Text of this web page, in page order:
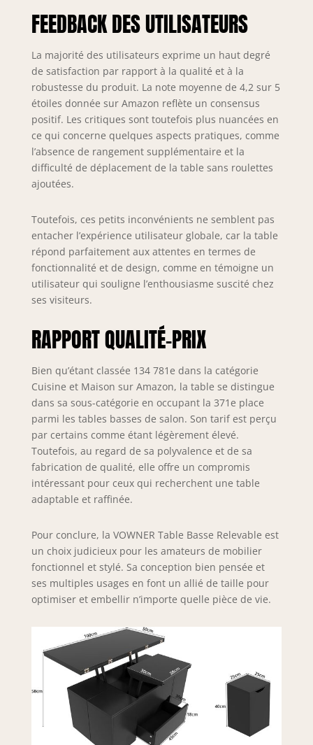
FEEDBACK DES UTILISATEURS
La majorité des utilisateurs exprime un haut degré
de satisfaction par rapport à la qualité et à la
robustesse du produit. La note moyenne de 4,2 sur 5
étoiles donnée sur Amazon reflète un consensus
positif. Les critiques sont toutefois plus nuancées en
ce qui concerne quelques aspects pratiques, comme
l’absence de rangement supplémentaire et la
difficulté de déplacement de la table sans roulettes
ajoutées.
Toutefois, ces petits inconvénients ne semblent pas
entacher l’expérience utilisateur globale, car la table
répond parfaitement aux attentes en termes de
fonctionnalité et de design, comme en témoigne un
utilisateur qui souligne l’enthousiasme suscité chez
ses visiteurs.
RAPPORT QUALITÉ-PRIX
Bien qu’étant classée 134 781e dans la catégorie
Cuisine et Maison sur Amazon, la table se distingue
dans sa sous-catégorie en occupant la 371e place
parmi les tables basses de salon. Son tarif est perçu
par certains comme étant légèrement élevé.
Toutefois, au regard de sa polyvalence et de sa
fabrication de qualité, elle offre un compromis
intéressant pour ceux qui recherchent une table
adaptable et raffinée.
Pour conclure, la VOWNER Table Basse Relevable est
un choix judicieux pour les amateurs de mobilier
fonctionnel et stylé. Sa conception bien pensée et
ses multiples usages en font un allié de taille pour
optimiser et embellir n’importe quelle pièce de vie.